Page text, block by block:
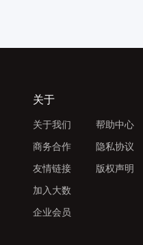
关于
关于我们
商务合作
友情链接
加入大数
企业会员
帮助中心
隐私协议
版权声明